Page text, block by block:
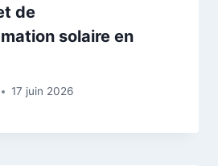
de
solaire en
17 juin 2026